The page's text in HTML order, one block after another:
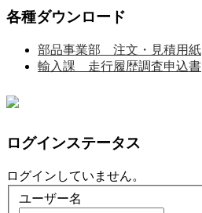
各種ダウンロード
部品事業部 注文・見積用紙
輸入課 走行履歴調査申込書
ログインステータス
ログインしていません。
ユーザー名